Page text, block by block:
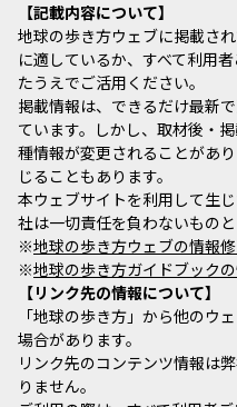
記載内容について
地球の歩き方ウェブに掲載さ
に適しているか、すべて利用
たうえでご活用ください。
掲載情報は、できるだけ最新
ています。しかし、取材後・
種情報が変更されることがあ
じることもあります。
本ウェブサイトを利用して生
社は一切責任を負わないものと
※地球の歩き方ウェブの情報
※地球の歩き方ガイドブック
リンク先の情報について
「地球の歩き方」から他のウ
場合があります。
リンク先のコンテンツ情報は
りません。